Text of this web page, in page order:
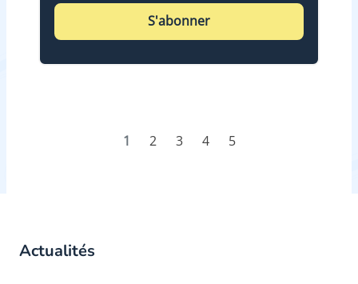
S'abonner
1 2 3 4 5
Actualités